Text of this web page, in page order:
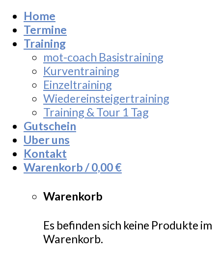
Home
Termine
Training
mot-coach Basistraining
Kurventraining
Einzeltraining
Wiedereinsteigertraining
Training & Tour 1 Tag
Gutschein
Uber uns
Kontakt
Warenkorb /0,00€
Warenkorb
Es befinden sich keine Produkte im
Warenkorb.